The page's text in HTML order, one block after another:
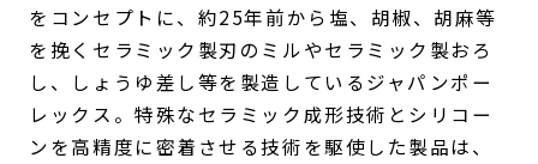
をコンセプトに、約25年前から塩、胡椒、胡麻等
を挽くセラミック製刃のミルやセラミック製おろ
し、しょうゆ差し等を製造しているジャパンポー
レックス。特殊なセラミック成形技術とシリコー
ンを高精度に密着させる技術を駆使した製品は、